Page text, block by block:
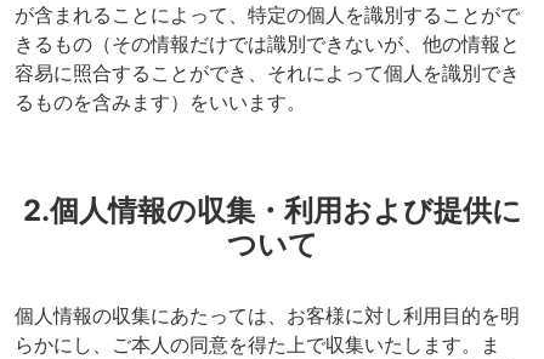
が含まれることによって、特定の個人を識別することがで
きるもの（その情報だけでは識別できないが、他の情報と
容易に照合することができ、それによって個人を識別でき
るものを含みます）をいいます。
2.個人情報の収集・利用および提供に
ついて
個人情報の収集にあたっては、お客様に対し利用目的を明
らかにし、ご本人の同意を得た上で収集いたします。ま